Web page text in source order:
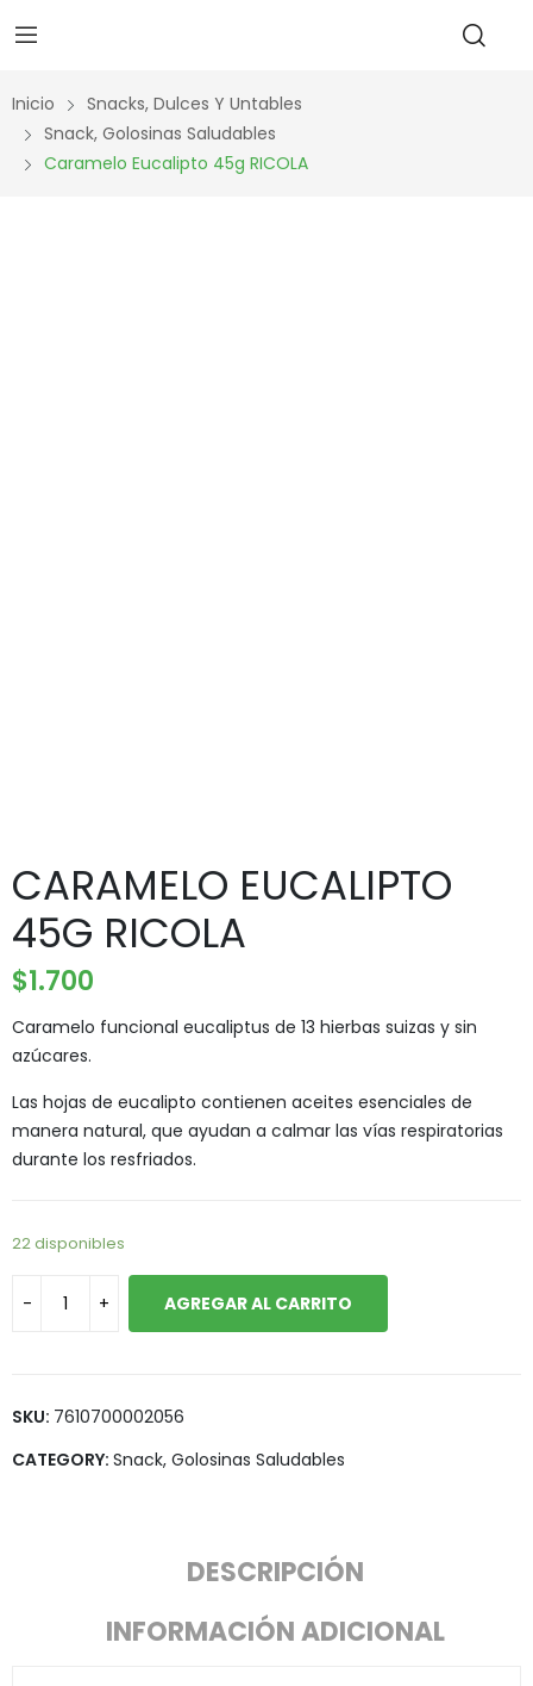
Inicio
Snacks, Dulces Y Untables
Snack, Golosinas Saludables
Caramelo Eucalipto 45g RICOLA
CARAMELO EUCALIPTO
45G RICOLA
$1.700
Caramelo funcional eucaliptus de 13 hierbas suizas y sin
azúcares.
Las hojas de eucalipto contienen aceites esenciales de
manera natural, que ayudan a calmar las vías respiratorias
durante los resfriados.
22 disponibles
AGREGAR AL CARRITO
SKU: 7610700002056
CATEGORY: Snack, Golosinas Saludables
DESCRIPCIÓN
INFORMACIÓN ADICIONAL